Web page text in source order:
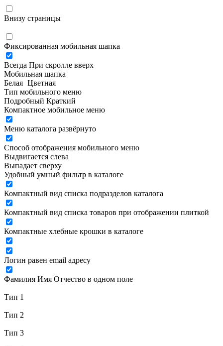
Внизу страницы
Фиксированная мобильная шапка
Всегда При скролле вверх
Мобильная шапка
Белая Цветная
Тип мобильного меню
Подробный Краткий
Компактное мобильное меню
Меню каталога развёрнуто
Способ отображения мобильного меню
Выдвигается слева
Выпадает сверху
Удобный умный фильтр в каталоге
Компактный вид списка подразделов каталога
Компактный вид списка товаров при отображении плиткой
Компактные хлебные крошки в каталоге
Логин равен email адресу
Фамилия Имя Отчество в одном поле
Тип 1
Тип 2
Тип 3